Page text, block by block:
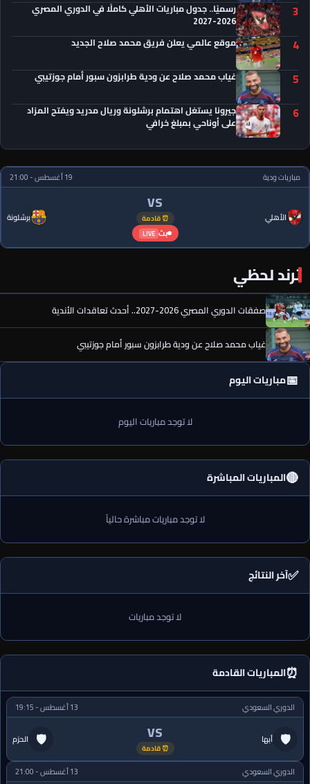
3 رسميًا.. جدول مباريات الأهلي كاملًا في الدوري المصري
2026-2027
4 موقع عالمي يعلن فريق محمد صلاح الجديد
5 غياب محمد صلاح عن ودية طرابزون سبور أمام جوزتيبي
6 جيرونا يستغل اهتمام برشلونة وريال مدريد ويفتح المزاد
على أوناحي بمبلغ خرافي
مباريات ودية 19 أغسطس - 21:00
الأهلي
VS
⏰ قادمة
بث LIVE
برشلونة
ترند لحظي
صفقات الدوري المصري 2026-2027.. أحدث تعاقدات الأندية
غياب محمد صلاح عن ودية طرابزون سبور أمام جوزتيبي
📅مباريات اليوم
لا توجد مباريات اليوم
🔴المباريات المباشرة
لا توجد مباريات مباشرة حالياً
✅آخر النتائج
لا توجد مباريات
⏰المباريات القادمة
الدوري السعودي 13 أغسطس - 19:15
🛡 أبها VS
⏰ قادمة
الحزم 🛡
الدوري السعودي 13 أغسطس - 21:00